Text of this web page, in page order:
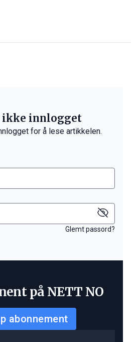
ikke innlogget
for å lese artikkelen.
Glemt passord?
på NETT NO
abonnement